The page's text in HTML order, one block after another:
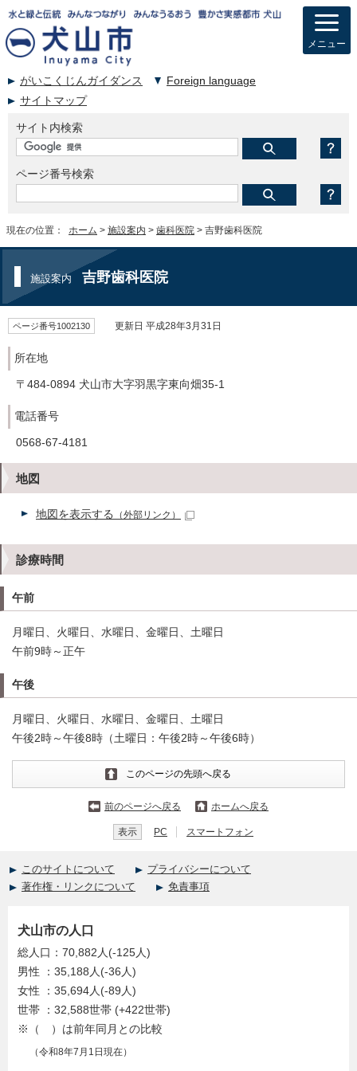
がいこくじんガイダンス
Foreign language
サイトマップ
サイト内検索
ページ番号検索
メニュー
現在の位置： ホーム > 施設案内 > 歯科医院 > 吉野歯科医院
施設案内 吉野歯科医院
ページ番号1002130 更新日 平成28年3月31日
所在地
〒484-0894 犬山市大字羽黒字東向畑35-1
電話番号
0568-67-4181
地図
地図を表示する （外部リンク）
診療時間
午前
月曜日、火曜日、水曜日、金曜日、土曜日
午前9時～正午
午後
月曜日、火曜日、水曜日、金曜日、土曜日
午後2時～午後8時（土曜日：午後2時～午後6時）
このページの先頭へ戻る
前のページへ戻る ホームへ戻る
表示 PC スマートフォン
このサイトについて
プライバシーについて
著作権・リンクについて
免責事項
犬山市の人口
総人口：70,882人(-125人)
男性 ：35,188人(-36人)
女性 ：35,694人(-89人)
世帯 ：32,588世帯 (+422世帯)
※（ ）は前年同月との比較
（令和8年7月1日現在）